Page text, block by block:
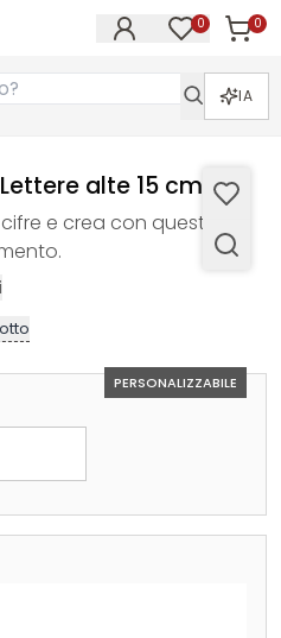
0 0
IA
alte 15 cm
e crea con queste
PERSONALIZZABILE